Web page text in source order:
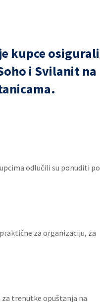
kupce osigurali
i Svilanit na
odlučili su ponuditi po
za organizaciju, za
trenutke opuštanja na